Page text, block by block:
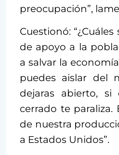
preocupación”,
Cuestionó:
de apoyo a la
a salvar la
puedes aislar del
dejaras abierto,
cerrado te
de nuestra
a Estados Unidos”.